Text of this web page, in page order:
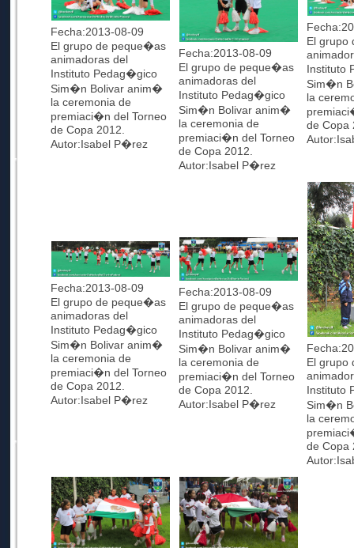
Fecha:2013-08-09
El grupo de peque�as
animadoras del
Instituto Pedag�gico
Sim�n Bolivar anim�
la ceremonia de
premiaci�n del Torneo
de Copa 2012.
Autor:Isabel P�rez
Fecha:2013-08-09
El grupo de peque�as
animadoras del
Instituto Pedag�gico
Sim�n Bolivar anim�
la ceremonia de
premiaci�n del Torneo
de Copa 2012.
Autor:Isabel P�rez
El grupo
Instituto
Sim�n
la
de Copa
Fecha:2013-08-09
El grupo de peque�as
animadoras del
Instituto Pedag�gico
Sim�n Bolivar anim�
la ceremonia de
premiaci�n del Torneo
de Copa 2012.
Autor:Isabel P�rez
Fecha:2013-08-09
El grupo de peque�as
animadoras del
Instituto Pedag�gico
Sim�n Bolivar anim�
la ceremonia de
premiaci�n del Torneo
de Copa 2012.
Autor:Isabel P�rez
El grupo
Instituto
Sim�n
la
de Copa